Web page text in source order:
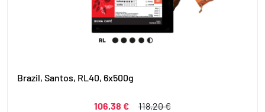
Brazil, Santos, RL40, 6x500g
106,38 € 118,20 €